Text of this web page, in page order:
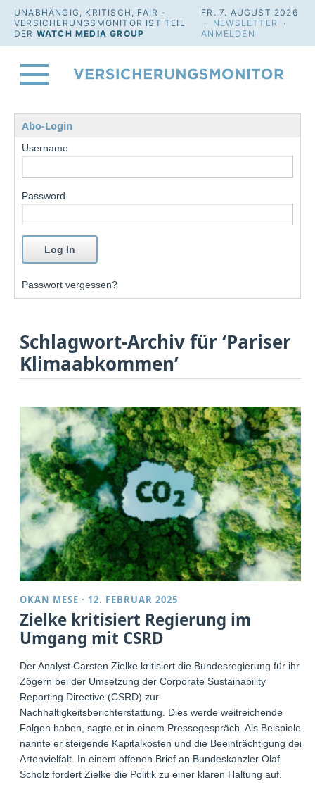
UNABHÄNGIG, KRITISCH, FAIR -
VERSICHERUNGSMONITOR IST TEIL
DER WATCH MEDIA GROUP
FR. 7. AUGUST 2026
· NEWSLETTER
·
ANMELDEN
Abo-Login
Username
Password
Passwort vergessen?
Schlagwort-Archiv für ‘Pariser
Klimaabkommen’
OKAN MESE · 12. FEBRUAR 2025
Zielke kritisiert Regierung im
Umgang mit CSRD
Der Analyst Carsten Zielke kritisiert die Bundesregierung für ihr
Zögern bei der Umsetzung der Corporate Sustainability
Reporting Directive (CSRD) zur
Nachhaltigkeitsberichterstattung. Dies werde weitreichende
Folgen haben, sagte er in einem Pressegespräch. Als Beispiele
nannte er steigende Kapitalkosten und die Beeinträchtigung der
Artenvielfalt. In einem offenen Brief an Bundeskanzler Olaf
Scholz fordert Zielke die Politik zu einer klaren Haltung auf.